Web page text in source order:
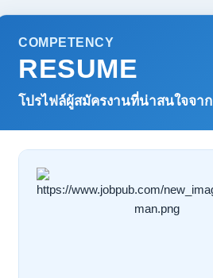
COMPETENCY
RESUME
โปรไฟล์ผู้สมัครงานที่น่าสนใจจาก